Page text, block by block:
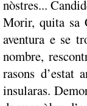
nòstres...
Morir, quita sa
aventura e se
nombre,
rasons d’estat
insularas.